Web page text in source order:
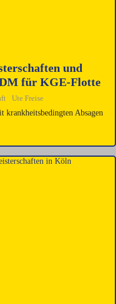
und
DM für KGE-Flotte
Ute Freise
krankheitsbedingten Absagen